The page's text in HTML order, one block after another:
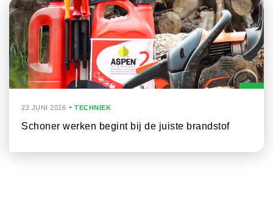
22 JUNI 2026 TECHNIEK
Schoner werken begint bij de juiste brandstof